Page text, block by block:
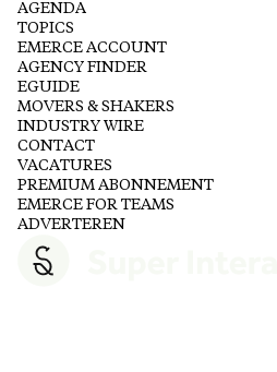
AGENDA
TOPICS
EMERCE ACCOUNT
AGENCY FINDER
EGUIDE
MOVERS & SHAKERS
INDUSTRY WIRE
CONTACT
VACATURES
PREMIUM ABONNEMENT
EMERCE FOR TEAMS
ADVERTEREN